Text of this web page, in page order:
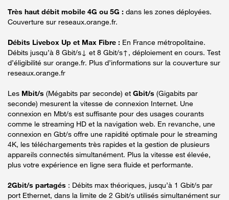
Très haut débit mobile 4G ou 5G : dans les zones déployées.
Couverture sur reseaux.orange.fr.
Débits Livebox Up et Max Fibre : En France métropolitaine.
Débits jusqu’à 8 Gbit/s↓ et 8 Gbit/s↑, déploiement en cours. Test
d’éligibilité sur orange.fr. Plus d’informations sur la couverture sur
reseaux.orange.fr
Les Mbit/s (Mégabits par seconde) et Gbit/s (Gigabits par
seconde) mesurent la vitesse de connexion Internet. Une
connexion en Mbt/s est suffisante pour des usages courants
comme le streaming HD et la navigation web. En revanche, une
connexion en Gbt/s offre une rapidité optimale pour le streaming
4K, les téléchargements très rapides et la gestion de plusieurs
appareils connectés simultanément. Plus la vitesse est élevée,
plus votre expérience en ligne sera fluide et performante.
2Gbit/s partagés : Débits max théoriques, jusqu’à 1 Gbit/s par
port Ethernet, dans la limite de 2 Gbit/s utilisés simultanément sur